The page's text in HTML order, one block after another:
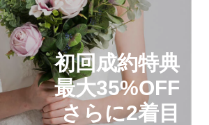
初回成約特典
最大35%OFF
さらに2着目